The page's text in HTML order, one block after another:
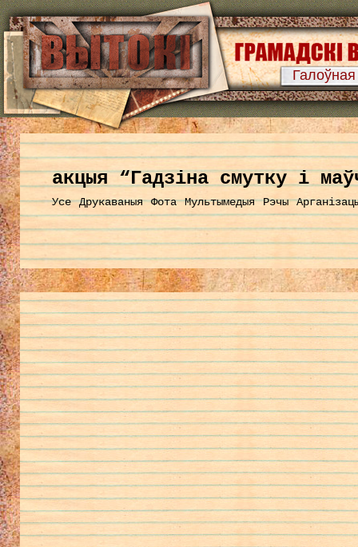
Галоўная
акцыя “Гадзіна смутку і
Усе Друкаваныя Фота Мультымедыя Рэчы